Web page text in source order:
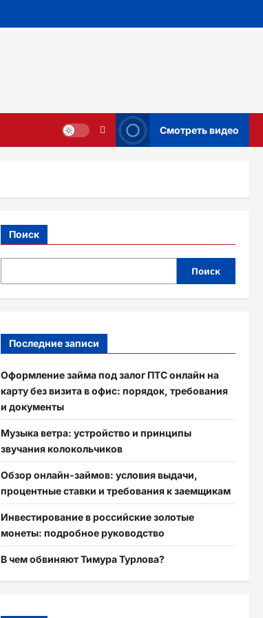
Смотреть видео
Поиск
Поиск
Последние записи
Оформление займа под залог ПТС онлайн на
карту без визита в офис: порядок, требования
и документы
Музыка ветра: устройство и принципы
звучания колокольчиков
Обзор онлайн-займов: условия выдачи,
процентные ставки и требования к заемщикам
Инвестирование в российские золотые
монеты: подробное руководство
В чем обвиняют Тимура Турлова?